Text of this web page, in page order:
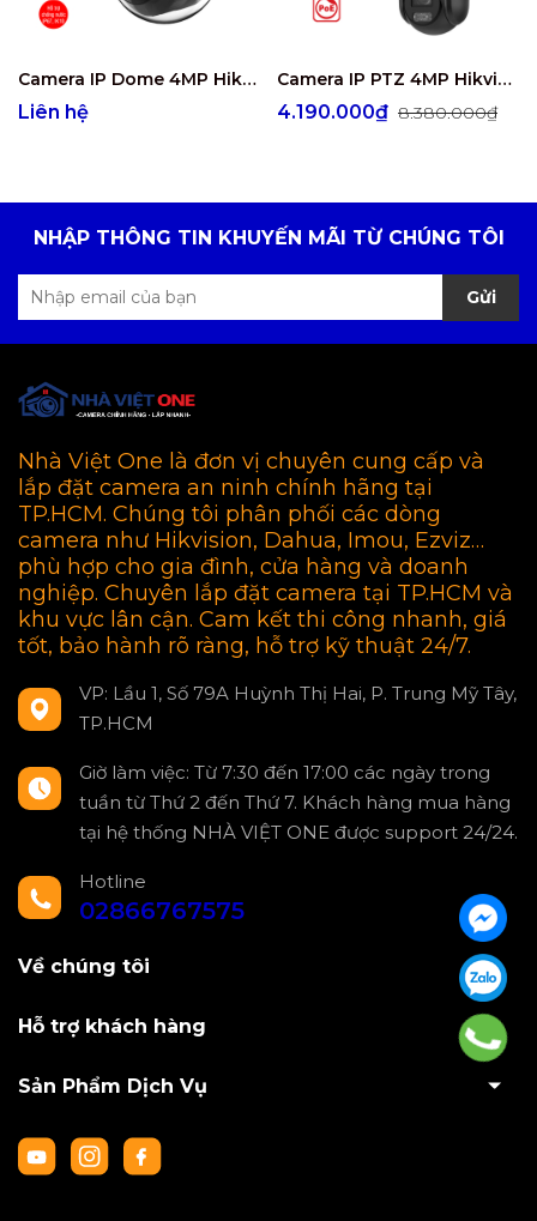
Camera IP Dome 4MP Hikvision DS-2CD2743G2-LIZS2U
Liên hệ
Camera IP PTZ 4MP Hikvision DS-2SE3C404MWG-E/14
4.190.000₫ 8.380.000₫
NHẬP THÔNG TIN KHUYẾN MÃI TỪ CHÚNG TÔI
Gửi
Nhà Việt One là đơn vị chuyên cung cấp và
lắp đặt camera an ninh chính hãng tại
TP.HCM. Chúng tôi phân phối các dòng
camera như Hikvision, Dahua, Imou, Ezviz…
phù hợp cho gia đình, cửa hàng và doanh
nghiệp. Chuyên lắp đặt camera tại TP.HCM và
khu vực lân cận. Cam kết thi công nhanh, giá
tốt, bảo hành rõ ràng, hỗ trợ kỹ thuật 24/7.
VP: Lầu 1, Số 79A Huỳnh Thị Hai, P. Trung Mỹ Tây,
TP.HCM
Giờ làm việc: Từ 7:30 đến 17:00 các ngày trong
tuần từ Thứ 2 đến Thứ 7. Khách hàng mua hàng
tại hệ thống NHÀ VIỆT ONE được support 24/24.
Hotline
02866767575
Về chúng tôi
Hỗ trợ khách hàng
Sản Phẩm Dịch Vụ